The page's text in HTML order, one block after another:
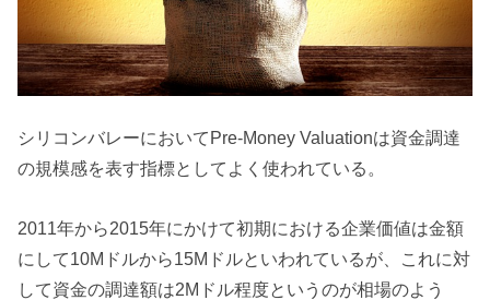
シリコンバレーにおいてPre-Money Valuationは資金調達
の規模感を表す指標としてよく使われている。
2011年から2015年にかけて初期における企業価値は金額
にして10Mドルから15Mドルといわれているが、これに対
して資金の調達額は2Mドル程度というのが相場のよう